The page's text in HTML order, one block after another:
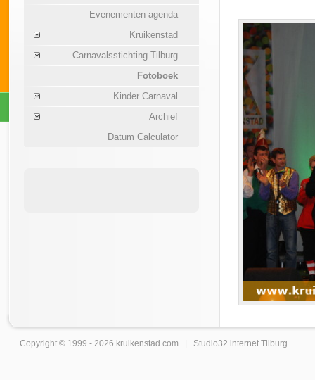
Evenementen agenda
Kruikenstad
Carnavalsstichting Tilburg
Fotoboek
Kinder Carnaval
Archief
Datum Calculator
Copyright © 1999 - 2026 kruikenstad .com | Studio32 internet Tilburg